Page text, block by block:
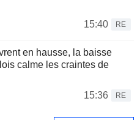
15:40
RE
en hausse, la baisse
calme les craintes de
15:36
RE